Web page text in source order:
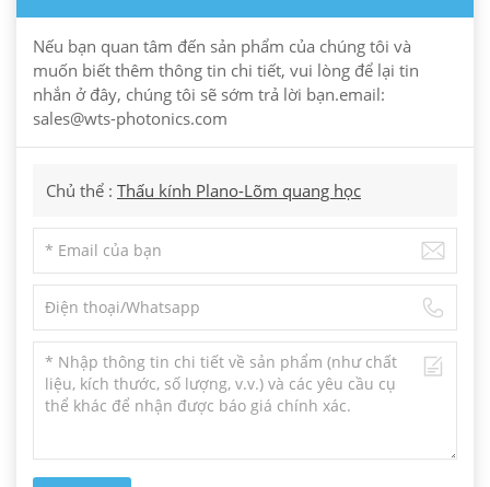
Nếu bạn quan tâm đến sản phẩm của chúng tôi và
muốn biết thêm thông tin chi tiết, vui lòng để lại tin
nhắn ở đây, chúng tôi sẽ sớm trả lời bạn.email:
sales@wts-photonics.com
Chủ thể : Thấu kính Plano-Lõm quang học